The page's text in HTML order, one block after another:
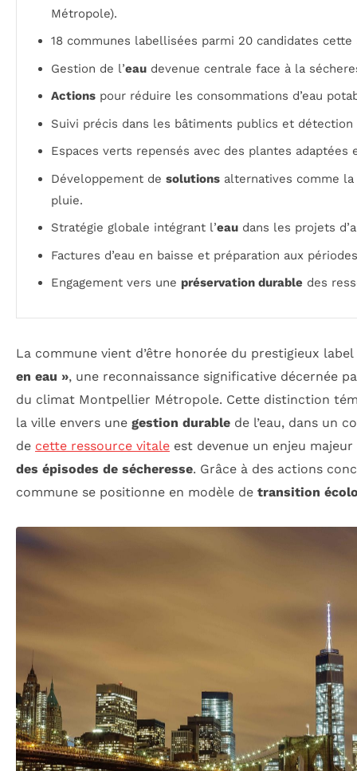
Métropole).
18 communes labellisées parmi 20 candidates cette
Gestion de l’eau devenue centrale face à la
Actions pour réduire les consommations d’eau
Suivi précis dans les bâtiments publics et
Espaces verts repensés avec des plantes adaptées
Développement de solutions alternatives comme
pluie.
Stratégie globale intégrant l’eau dans les projets
Factures d’eau en baisse et préparation aux
Engagement vers une préservation durable des
La commune vient d’être honorée du prestigieux
en eau », une reconnaissance significative décernée
du climat Montpellier Métropole. Cette distinction
la ville envers une gestion durable de l’eau, dans un
de cette ressource vitale est devenue un enjeu
des épisodes de sécheresse. Grâce à des actions
commune se positionne en modèle de transition